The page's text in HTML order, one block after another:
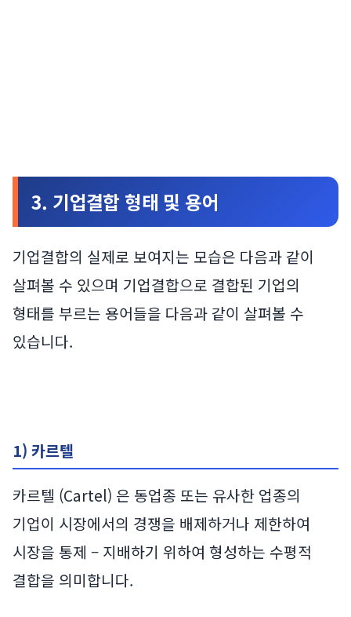
3. 기업결합 형태 및 용어
기업결합의 실제로 보여지는 모습은 다음과 같이
살펴볼 수 있으며 기업결합으로 결합된 기업의
형태를 부르는 용어들을 다음과 같이 살펴볼 수
있습니다.
1) 카르텔
카르텔 (Cartel) 은 동업종 또는 유사한 업종의
기업이 시장에서의 경쟁을 배제하거나 제한하여
시장을 통제 – 지배하기 위하여 형성하는 수평적
결합을 의미합니다.